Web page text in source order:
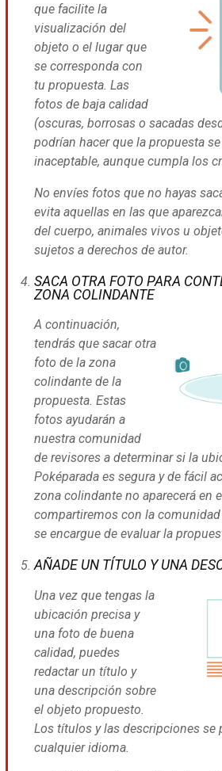
que facilite la
visualización del
objeto o el lugar que
se corresponda con
tu propuesta. Las
fotos de baja calidad
(oscuras, borrosas o sacadas
podrían hacer que la propuesta
inaceptable, aunque cumpla los
No envíes fotos que no hayas
evita aquellas en las que
del cuerpo, animales vivos u
sujetos a derechos de autor.
SACA OTRA FOTO PARA
ZONA COLINDANTE
A continuación,
tendrás que sacar otra
foto de la zona
colindante de la
propuesta. Estas
fotos ayudarán a
nuestra comunidad
de revisores a determinar si la
Poképarada es segura y de fácil
zona colindante no aparecerá en
compartiremos con la
se encargue de evaluar la
AÑADE UN TÍTULO Y UNA
Una vez que tengas la
ubicación precisa y
una foto de buena
calidad, puedes
redactar un título y
una descripción sobre
el objeto propuesto.
Los títulos y las descripciones se
cualquier idioma.